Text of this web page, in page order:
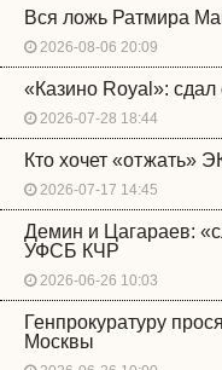
Вся ложь Ратмира
2026-08-06 20:09
«Казино Royal»: сдал
2026-07-28 18:44
Кто хочет «отжать»
2026-07-17 14:45
Демин и Цагараев:
УФСБ КЧР
2026-06-26 10:03
Генпрокуратуру
Москвы